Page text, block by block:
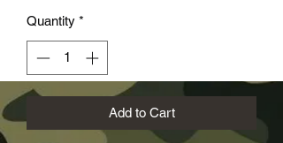
Quantity *
Add to Cart